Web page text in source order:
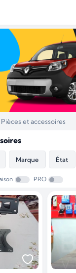
Pièces et accessoires
Marque État
PRO